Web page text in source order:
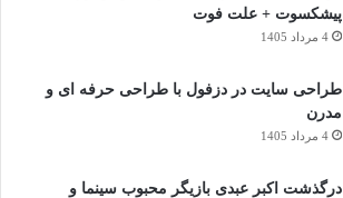
پیشکسوت + علت فوت
4 مرداد 1405
طراحی سایت در دزفول با طراحی حرفه‌ ای و
مدرن
4 مرداد 1405
درگذشت اکبر عبدی بازیگر محبوب سینما و